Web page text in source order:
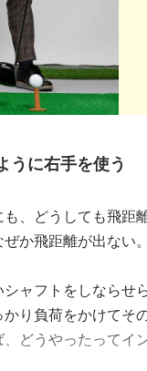
うに右手を使う
も、どうしても飛
か飛距離が出ない
ャフトをしならせ
り負荷をかけて
どうやったってイ